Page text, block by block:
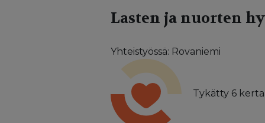
Lasten ja nuorten
Yhteistyössä: Rovaniemi
Tykätty 6